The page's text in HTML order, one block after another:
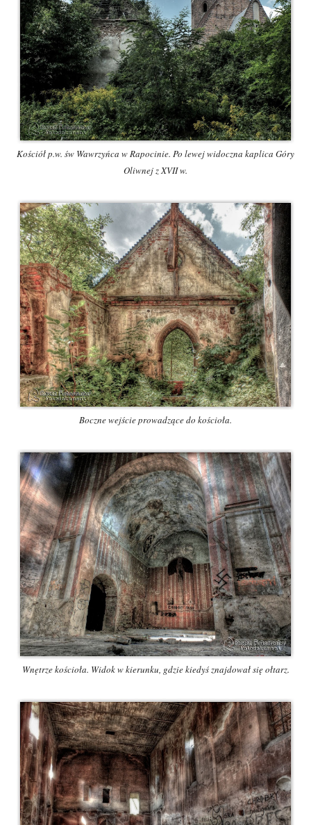
Kościół p.w. św Wawrzyńca w Rapocinie. Po lewej widoczna kaplica Góry
Oliwnej z XVII w.
Boczne wejście prowadzące do kościoła.
Wnętrze kościoła. Widok w kierunku, gdzie kiedyś znajdował się ołtarz.